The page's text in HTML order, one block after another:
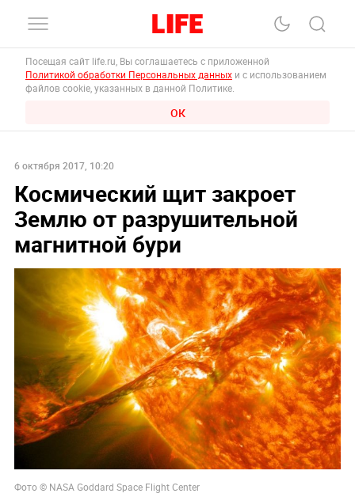
Посещая сайт life.ru, Вы соглашаетесь с приложенной
Политикой обработки Персональных данных и с использованием
файлов cookie, указанных в данной Политике.
ОК
6 октября 2017, 10:20
Космический щит закроет
Землю от разрушительной
магнитной бури
Фото © NASA Goddard Space Flight Center